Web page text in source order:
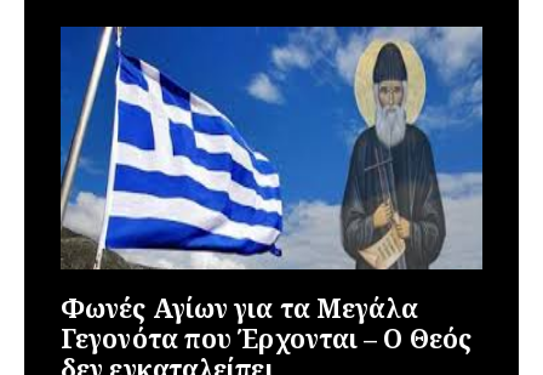
Φωνές Αγίων για τα Μεγάλα
Γεγονότα που Έρχονται – Ο Θεός